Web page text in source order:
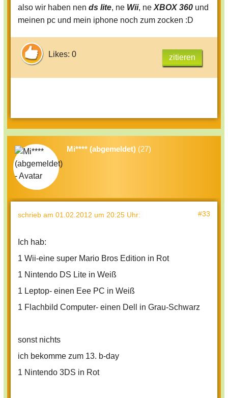
also wir haben nen ds lite, ne Wii, ne XBOX 360 und
meinen pc und mein iphone noch zum zocken :D
Likes: 0 zitieren
Mi**** (abgemeldet) (27)
schrieb am 01.02.2012 um 20:25 Uhr: #33
Ich hab:
1 Wii-eine super Mario Bros Edition in Rot
1 Nintendo DS Lite in Weiß
1 Leptop- einen Eee PC in Weiß
1 Flachbild Computer- einen Dell in Grau-Schwarz
sonst nichts
ich bekomme zum 13. b-day
1 Nintendo 3DS in Rot